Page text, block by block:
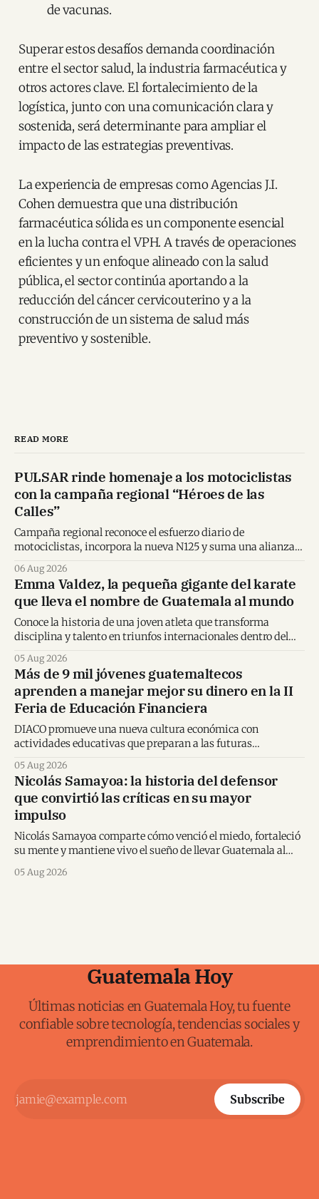
de vacunas.
Superar estos desafíos demanda coordinación
entre el sector salud, la industria farmacéutica y
otros actores clave. El fortalecimiento de la
logística, junto con una comunicación clara y
sostenida, será determinante para ampliar el
impacto de las estrategias preventivas.
La experiencia de empresas como Agencias J.I.
Cohen demuestra que una distribución
farmacéutica sólida es un componente esencial
en la lucha contra el VPH. A través de operaciones
eficientes y un enfoque alineado con la salud
pública, el sector continúa aportando a la
reducción del cáncer cervicouterino y a la
construcción de un sistema de salud más
preventivo y sostenible.
READ MORE
PULSAR rinde homenaje a los motociclistas
con la campaña regional “Héroes de las
Calles”
Campaña regional reconoce el esfuerzo diario de
motociclistas, incorpora la nueva N125 y suma una alianza
06 Aug 2026
Emma Valdez, la pequeña gigante del karate
que lleva el nombre de Guatemala al mundo
Conoce la historia de una joven atleta que transforma
disciplina y talento en triunfos internacionales dentro del
05 Aug 2026
Más de 9 mil jóvenes guatemaltecos
aprenden a manejar mejor su dinero en la II
Feria de Educación Financiera
DIACO promueve una nueva cultura económica con
actividades educativas que preparan a las futuras
05 Aug 2026
Nicolás Samayoa: la historia del defensor
que convirtió las críticas en su mayor
impulso
Nicolás Samayoa comparte cómo venció el miedo, fortaleció
su mente y mantiene vivo el sueño de llevar Guatemala al
05 Aug 2026
Guatemala Hoy
Últimas noticias en Guatemala Hoy, tu fuente
confiable sobre tecnología, tendencias sociales y
emprendimiento en Guatemala.
Subscribe